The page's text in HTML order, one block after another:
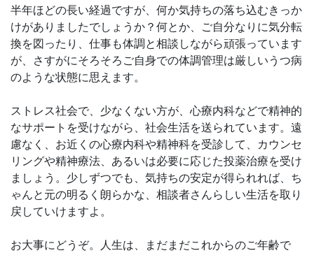
半年ほどの長い経過ですが、何か気持ちの落ち込むきっか
けがありましたでしょうか？何とか、ご自分なりに気分転
換を図ったり、仕事も体調と相談しながら頑張っています
が、さすがにそろそろご自身での体調管理は厳しいうつ病
のような状態に思えます。
ストレス社会で、少なくない方が、心療内科などで精神的
なサポートを受けながら、社会生活を送られています。遠
慮なく、お近くの心療内科や精神科を受診して、カウンセ
リングや精神療法、あるいは必要に応じた投薬治療を受け
ましょう。少しずつでも、気持ちの安定が得られれば、ち
ゃんと元の明るく朗らかな、相談者さんらしい生活を取り
戻していけますよ。
お大事にどうぞ。人生は、まだまだこれからのご年齢で